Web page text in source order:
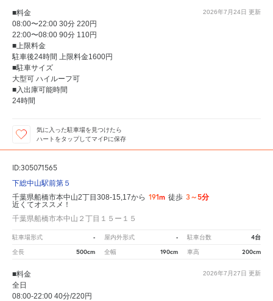
2026年7月24日 更新
■料金
08:00〜22:00 30分 220円
22:00〜08:00 90分 110円
■上限料金
駐車後24時間 上限料金1600円
■駐車サイズ
大型可 ハイルーフ可
■入出庫可能時間
24時間
気に入った駐車場を見つけたら
ハートをタップしてマイPに保存
ID:305071565
下総中山駅前第５
千葉県船橋市本中山2丁目308-15,17から 191m 徒歩 3～5分
近くてオススメ！
千葉県船橋市本中山２丁目１５ー１５
駐車場形式 - 屋内外形式 - 駐車台数 4台
全長 500cm 全幅 190cm 車高 200cm
2026年7月27日 更新
■料金
全日
08:00-22:00 40分/220円